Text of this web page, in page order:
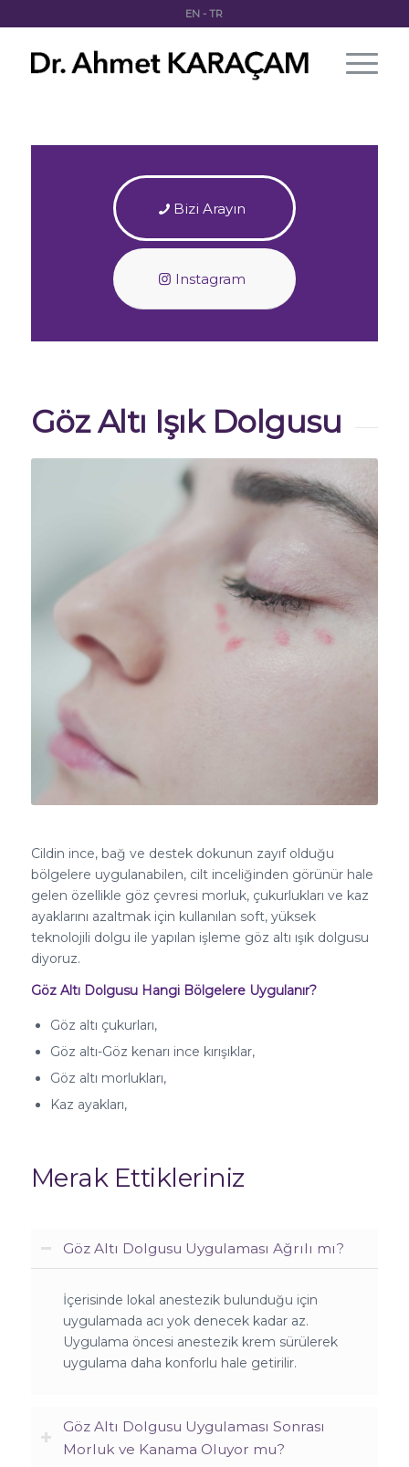
EN -TR
Bizi Arayın
Instagram
Göz Altı Işık Dolgusu
Cildin ince, bağ ve destek dokunun zayıf olduğu
bölgelere uygulanabilen, cilt inceliğinden görünür hale
gelen özellikle göz çevresi morluk, çukurlukları ve kaz
ayaklarını azaltmak için kullanılan soft, yüksek
teknolojili dolgu ile yapılan işleme göz altı ışık dolgusu
diyoruz.
Göz Altı Dolgusu Hangi Bölgelere Uygulanır?
Göz altı çukurları,
Göz altı-Göz kenarı ince kırışıklar,
Göz altı morlukları,
Kaz ayakları,
Merak Ettikleriniz
Göz Altı Dolgusu Uygulaması Ağrılı mı?
İçerisinde lokal anestezik bulunduğu için
uygulamada acı yok denecek kadar az.
Uygulama öncesi anestezik krem sürülerek
uygulama daha konforlu hale getirilir.
Göz Altı Dolgusu Uygulaması Sonrası
Morluk ve Kanama Oluyor mu?